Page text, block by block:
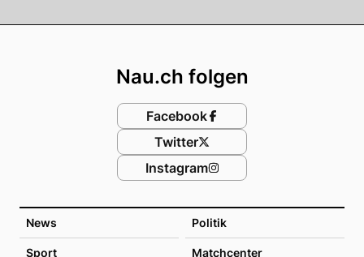
News Politik
Sport Matchcenter
Nau.ch folgen
Facebook
Twitter
Instagram